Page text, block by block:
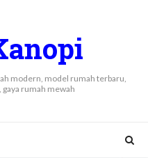
modern, model rumah terbaru,
rumah mewah